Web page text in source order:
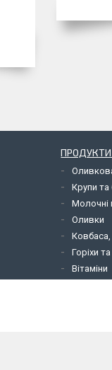
Крупи та
Молочні
Оливки
Ковбаса,
Горіхи
Вітаміни